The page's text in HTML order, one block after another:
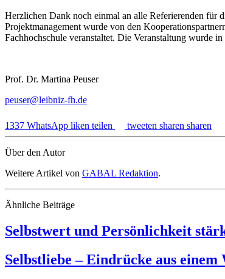
Herzlichen Dank noch einmal an alle Referierenden für
Projektmanagement wurde von den
Fachhochschule veranstaltet. Die Veranstaltung wurde
Prof. Dr. Martina Peuser
peuser@leibniz-fh.de
1337 WhatsApp liken teilen tweeten sharen sharen
Über den Autor
Weitere Artikel von GABAL Redaktion.
Ähnliche Beiträge
Selbstwert und Persönlichkeit
Selbstliebe – Eindrücke aus